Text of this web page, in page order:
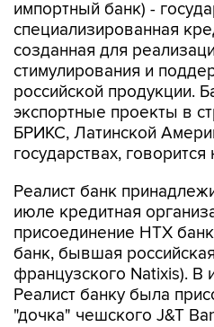
импортный банк) -
специализированная
созданная для
стимулирования и
российской продукции.
экспортные проекты в
БРИКС, Латинской
государствах, говорится
Реалист банк
июле кредитная
присоединение НТХ
банк, бывшая
французского Natixis). В
Реалист банку была
"дочка" чешского J&T